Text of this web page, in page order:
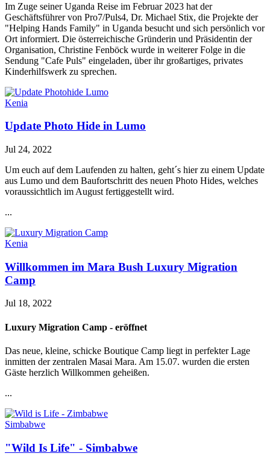
Im Zuge seiner Uganda Reise im Februar 2023 hat der
Geschäftsführer von Pro7/Puls4, Dr. Michael Stix, die Projekte der
"Helping Hands Family" in Uganda besucht und sich persönlich vor
Ort informiert. Die österreichische Gründerin und Präsidentin der
Organisation, Christine Fenböck wurde in weiterer Folge in die
Sendung "Cafe Puls" eingeladen, über ihr großartiges, privates
Kinderhilfswerk zu sprechen.
Kenia
Update Photo Hide in Lumo
Jul 24, 2022
Um euch auf dem Laufenden zu halten, geht´s hier zu einem Update
aus Lumo und dem Baufortschritt des neuen Photo Hides, welches
voraussichtlich im August fertiggestellt wird.
...
Kenia
Willkommen im Mara Bush Luxury Migration
Camp
Jul 18, 2022
Luxury Migration Camp - eröffnet
Das neue, kleine, schicke Boutique Camp liegt in perfekter Lage
inmitten der zentralen Masai Mara. Am 15.07. wurden die ersten
Gäste herzlich Willkommen geheißen.
...
Simbabwe
"Wild Is Life" - Simbabwe